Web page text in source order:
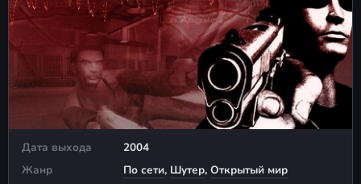
Дата выхода
2004
Жанр
По сети, Шутер, Открытый мир